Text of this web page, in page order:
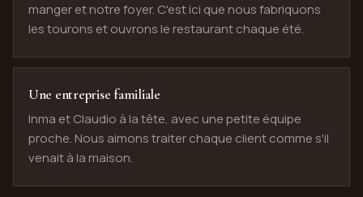
manger et notre foyer. C'est ici que nous fabriquons
les tourons et ouvrons le restaurant chaque été.
Une entreprise familiale
Inma et Claudio à la tête, avec une petite équipe
proche. Nous aimons traiter chaque client comme s'il
venait à la maison.